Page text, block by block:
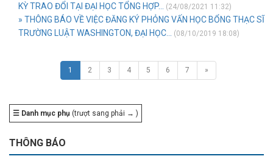
KỲ TRAO ĐỔI TẠI ĐẠI HỌC TỔNG HỢP...
(24/08/2021 11:32)
» THÔNG BÁO VỀ VIỆC ĐĂNG KÝ PHỎNG VẤN HỌC BỔNG THẠC SĨ
TRƯỜNG LUẬT WASHINGTON, ĐẠI HỌC...
(08/10/2019 18:08)
1 2 3 4 5 6 7 »
☰ Danh mục phụ (trượt sang phải → )
THÔNG BÁO